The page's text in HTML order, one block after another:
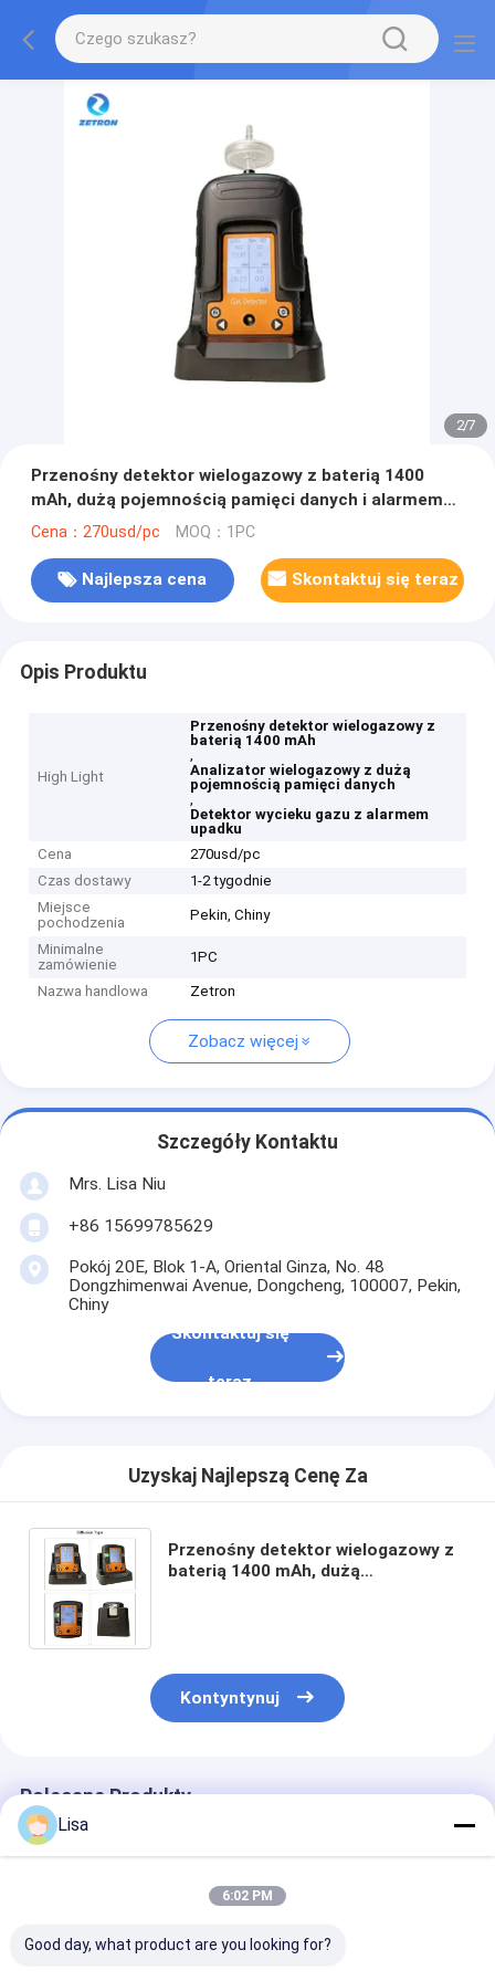
2/7
Przenośny detektor wielogazowy z baterią 1400
mAh, dużą pojemnością pamięci danych i alarmem
upadku dla bezpieczeństwa przemysłowego
Cena：270usd/pc MOQ：1PC
Najlepsza cena Skontaktuj się teraz
Opis Produktu
High Light
Przenośny detektor wielogazowy z
baterią 1400 mAh
,
Analizator wielogazowy z dużą
pojemnością pamięci danych
,
Detektor wycieku gazu z alarmem
upadku
Cena
270usd/pc
Czas dostawy
1-2 tygodnie
Miejsce
pochodzenia
Pekin, Chiny
Minimalne
zamówienie
1PC
Nazwa handlowa Zetron
Zobacz więcej
Szczegóły Kontaktu
Mrs. Lisa Niu
+86 15699785629
Pokój 20E, Blok 1-A, Oriental Ginza, No. 48
Dongzhimenwai Avenue, Dongcheng, 100007, Pekin,
Chiny
Skontaktuj się
teraz
Uzyskaj Najlepszą Cenę Za
Przenośny detektor wielogazowy z
baterią 1400 mAh, dużą
Kontyntynuj
Polecane Produkty
Lisa
6:02 PM
Good day, what product are you looking for?